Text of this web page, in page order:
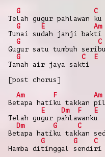
G
C
Telah gugur pahlawan ku
G
E
Am
Tunai sudah janji bakti
G
C
Gugur satu tumbuh seribu
G
C
E
Tanah air jaya sakti
[post chorus]
Am
F
Am
Betapa hatiku takkan
E
Dm F
E
Telah gugur pahlawanku
Dm
G
C
Betapa hatiku takkan
G
G
C
Hamba ditinggal sendiri